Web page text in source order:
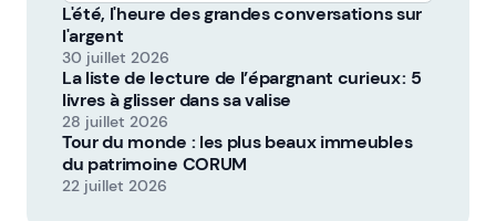
L'été, l'heure des grandes conversations sur
l'argent
30 juillet 2026
La liste de lecture de l’épargnant curieux : 5
livres à glisser dans sa valise
28 juillet 2026
Tour du monde : les plus beaux immeubles
du patrimoine CORUM
22 juillet 2026